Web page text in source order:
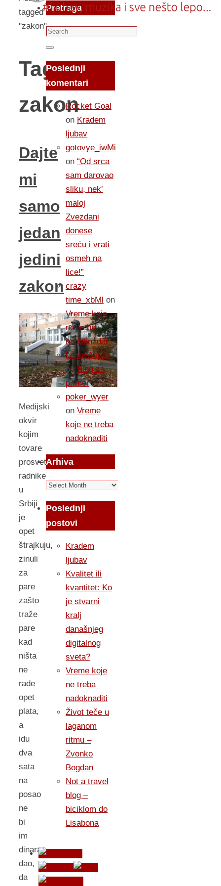
tagged
"zakon"
Tag:
zakon
Dajte
mi
samo
jedan
jedini
zakon
Medijski
okvir
kojim
tovare
prosvetne
radnike
u
Srbiji
je
opet
štrajkuju,
zinuli
za
pare
zašto
traže
pare
kad
ništa
ne
rade
opet
plata,
a
idu
dva
sata
na
posao
ne
bi
im
dinara
dao,
da
Pretraga
Search
for:
Search
Poslednji
komentari
Rocket Goal
on Kradem
ljubav
gotovye_iwMi
on “Od srca
sam darovao
sliku, nek’
maloj
Zvezdani
donese
sreću i vrati
osmeh na
lice!”
crazy
time_xbMl on
Vreme koje
ne treba
nadoknaditi
LennyAspib
on Blog za
primer
poker_wyer
on Vreme
koje ne treba
nadoknaditi
Arhiva
Arhiva
Poslednji
postovi
Kradem
ljubav
Kvalitet ili
kvantitet: Ko
je stvarni
kralj
današnjeg
digitalnog
sveta?
Vreme koje
ne treba
nadoknaditi
Život teče u
laganom
ritmu –
Zvonko
Bogdan
Not a travel
blog –
biciklom do
Lisabona